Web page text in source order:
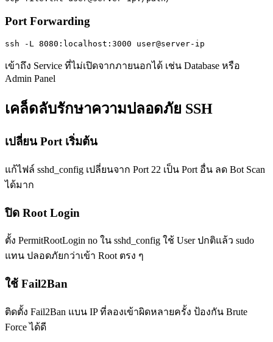
Port Forwarding
ssh -L 8080:localhost:3000 user@server-ip
เข้าถึง Service ที่ไม่เปิดจากภายนอกได้ เช่น Database หรือ
Admin Panel
เคล็ดลับรักษาความปลอดภัย SSH
เปลี่ยน Port เริ่มต้น
แก้ไฟล์ sshd_config เปลี่ยนจาก Port 22 เป็น Port อื่น ลด Bot Scan
ได้มาก
ปิด Root Login
ตั้ง PermitRootLogin no ใน sshd_config ใช้ User ปกติแล้ว sudo
แทน ปลอดภัยกว่าเข้า Root ตรง ๆ
ใช้ Fail2Ban
ติดตั้ง Fail2Ban แบน IP ที่ลองเข้าผิดหลายครั้ง ป้องกัน Brute
Force ได้ดี